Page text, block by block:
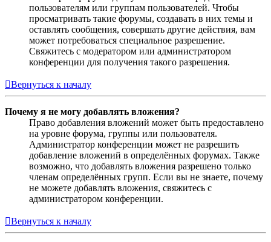
пользователям или группам пользователей. Чтобы
просматривать такие форумы, создавать в них темы и
оставлять сообщения, совершать другие действия, вам
может потребоваться специальное разрешение.
Свяжитесь с модератором или администратором
конференции для получения такого разрешения.
Вернуться к началу
Почему я не могу добавлять вложения?
Право добавления вложений может быть предоставлено
на уровне форума, группы или пользователя.
Администратор конференции может не разрешить
добавление вложений в определённых форумах. Также
возможно, что добавлять вложения разрешено только
членам определённых групп. Если вы не знаете, почему
не можете добавлять вложения, свяжитесь с
администратором конференции.
Вернуться к началу